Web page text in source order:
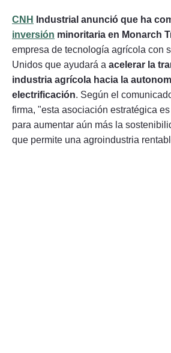
CNH
Industrial anunció que ha
inversión minoritaria en Monarch
empresa de tecnología agrícola con
Unidos que ayudará a acelerar la
industria agrícola hacia la
electrificación. Según el
firma, "esta asociación estratégica
para aumentar aún más la
que permite una agroindustria